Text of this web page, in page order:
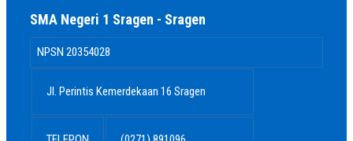
SMA Negeri 1 Sragen - Sragen
NPSN 20354028
Jl. Perintis Kemerdekaan 16 Sragen